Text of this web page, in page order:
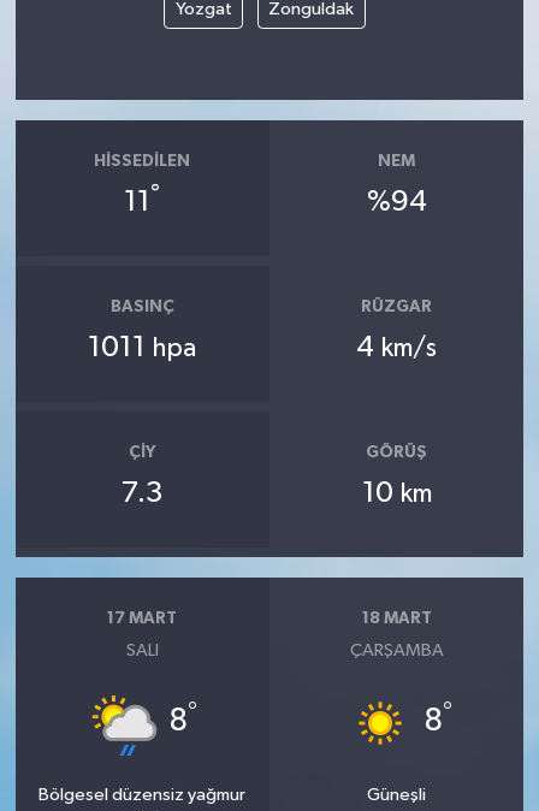
Yozgat Zonguldak
HISSEDILEN
°
NEM
%94
BASINÇ
1011 hpa
RÜZGAR
4 km/s
ÇIY
7.3
GÖRÜŞ
10 km
17 MART
SALI
8°
Bölgesel düzensiz yağmur
18 MART
ÇARŞAMBA
8°
Güneşli